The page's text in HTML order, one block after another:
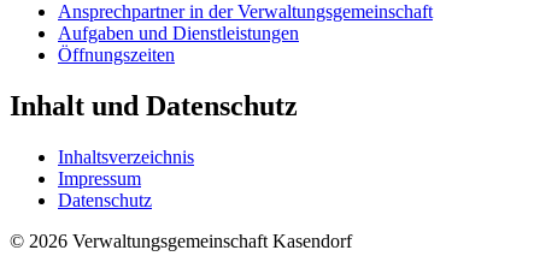
Ansprechpartner in der Verwaltungsgemeinschaft
Aufgaben und Dienstleistungen
Öffnungszeiten
Inhalt und Datenschutz
Inhaltsverzeichnis
Impressum
Datenschutz
© 2026 Verwaltungsgemeinschaft Kasendorf